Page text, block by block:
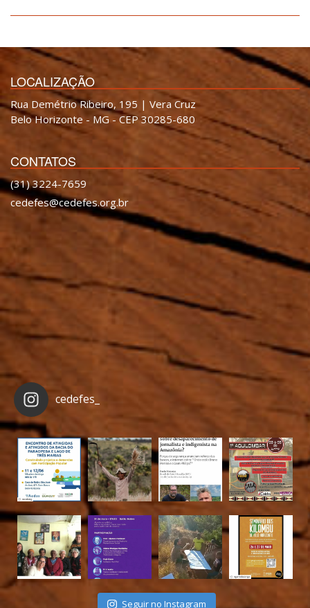
LOCALIZAÇÃO
Rua Demétrio Ribeiro, 195 | Vera Cruz
Belo Horizonte - MG - CEP 30285-680
CONTATOS
(31) 3224-7659
cedefes@cedefes.org.br
cedefes_
Seguir no Instagram